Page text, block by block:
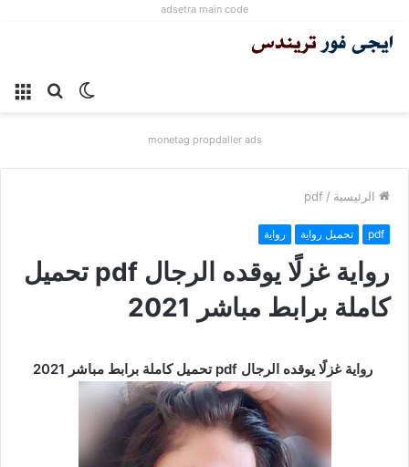
adsetra main code
بحث الوضع
monetag propdaller ads
الرئيسية /
pdf
pdf تحميل رواية رواية
رواية غزلًا يوقده الرجال pdf تحميل
كاملة برابط مباشر 2021
رواية غزلًا يوقده الرجال pdf تحميل كاملة برابط مباشر 2021